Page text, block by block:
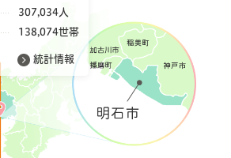
307,034人
138,074世帯
統計情報